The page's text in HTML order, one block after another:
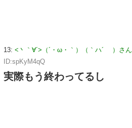
13: <丶｀∀´>（´・ω・｀）（｀ハ´ ）さん
ID:spKyM4qQ
実際もう終わってるし